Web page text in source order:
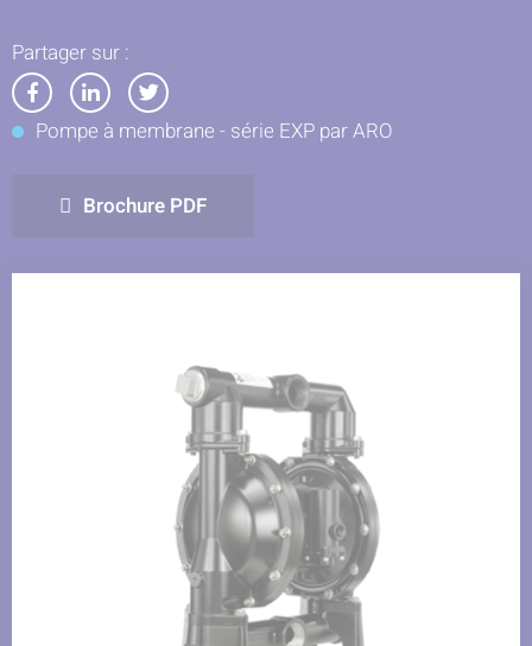
Partager sur :
Partager
sur
Partager
sur
Partager
sur
Pompe à membrane - série EXP par ARO
Brochure PDF